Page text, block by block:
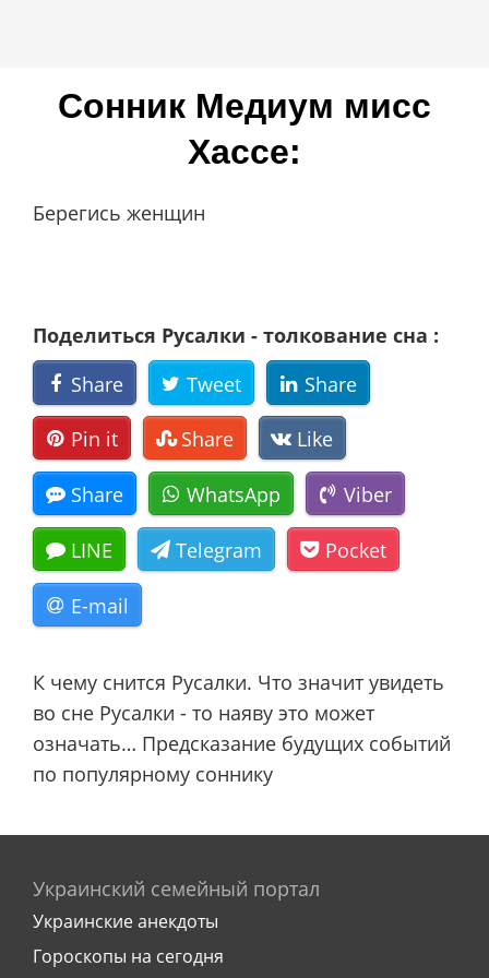
Сонник Мeдиyм миcc
Xacce:
Берегись женщин
Поделиться Русалки - толкование сна :
Share
Tweet Share
Pin it Share Like
Share WhatsApp Viber
LINE Telegram Pocket
E-mail
К чему снится Русалки. Что значит увидеть
во сне Русалки - то наяву это может
означать… Предсказание будущих событий
по популярному соннику
Украинский семейный портал
Украинские анекдоты
Гороскопы на сегодня